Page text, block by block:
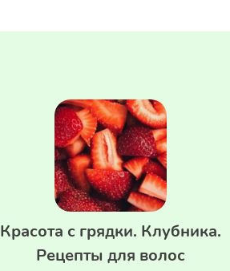
Красота с грядки. Клубника.
Рецепты для волос